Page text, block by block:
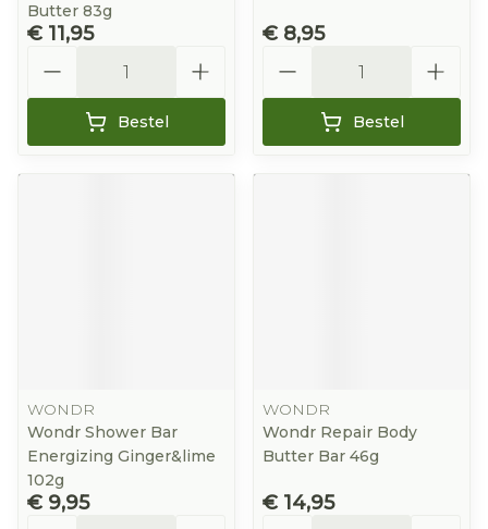
Butter 83g
€ 11,95
Bestel
€ 8,95
Bestel
WONDR
Wondr Shower Bar
Energizing Ginger&lime
102g
€ 9,95
WONDR
Wondr Repair Body
Butter Bar 46g
€ 14,95